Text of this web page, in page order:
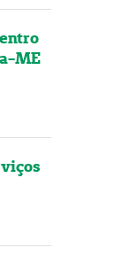
ME